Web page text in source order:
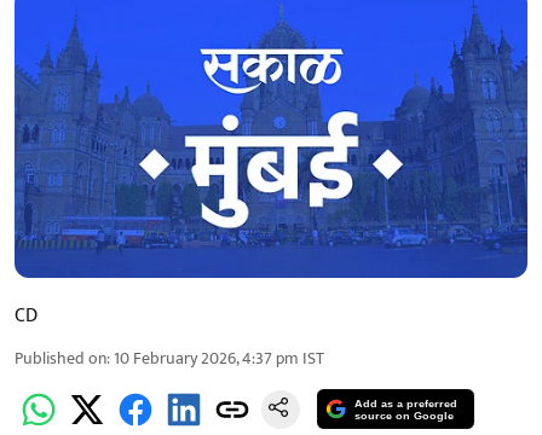
CD
Published on:10 February 2026, 4:37 pm IST
Add as a preferred
source on Google